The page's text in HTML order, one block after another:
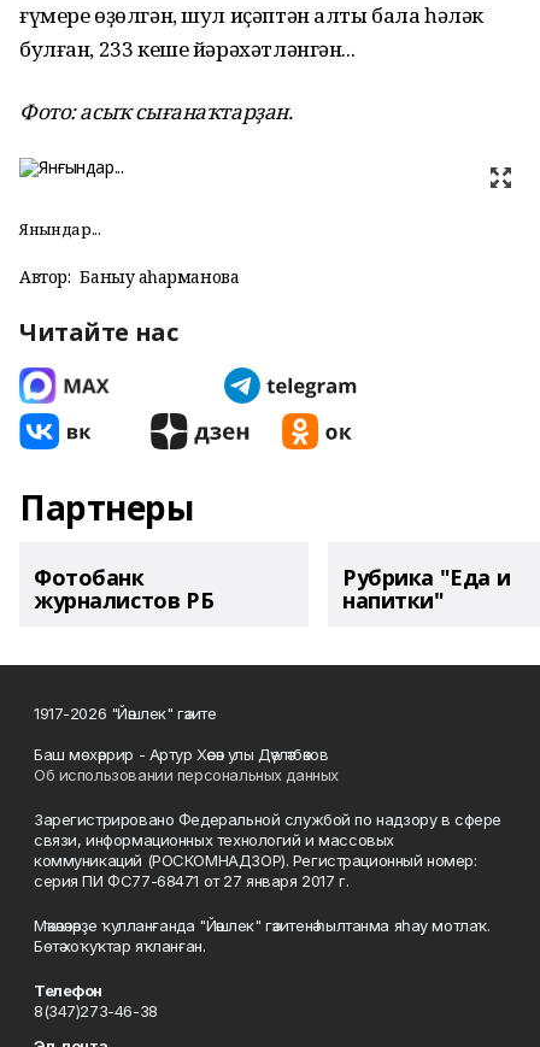
ғүмере өҙөлгән, шул иҫәптән алты бала һәләк
булған, 233 кеше йәрәхәтләнгән...
Фото: асыҡ сығанаҡтарҙан.
Янғындар...
Автор: Баныу Ҡаһарманова
Читайте нас
Партнеры
Фотобанк
журналистов РБ
Рубрика "Еда и
напитки"
1917-2026 "Йәшлек" гәзите
Баш мөхәррир - Артур Хәсән улы Дәүләтбәков
Об использовании персональных данных
Зарегистрировано Федеральной службой по надзору в сфере
связи, информационных технологий и массовых
коммуникаций (РОСКОМНАДЗОР). Регистрационный номер:
серия ПИ ФС77-68471 от 27 января 2017 г.
Мәҡәләләрҙе ҡулланғанда "Йәшлек" гәзитенә һылтанма яһау мотлаҡ.
Бөтә хоҡуҡтар яҡланған.
Телефон
8(347)273-46-38